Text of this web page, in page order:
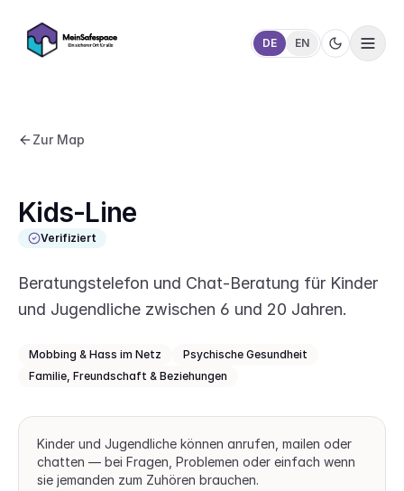
DE EN
Zur Map
Kids-Line
Verifiziert
Beratungstelefon und Chat-Beratung für Kinder
und Jugendliche zwischen 6 und 20 Jahren.
Mobbing & Hass im Netz
Psychische Gesundheit
Familie, Freundschaft & Beziehungen
Kinder und Jugendliche können anrufen, mailen oder
chatten — bei Fragen, Problemen oder einfach wenn
sie jemanden zum Zuhören brauchen.